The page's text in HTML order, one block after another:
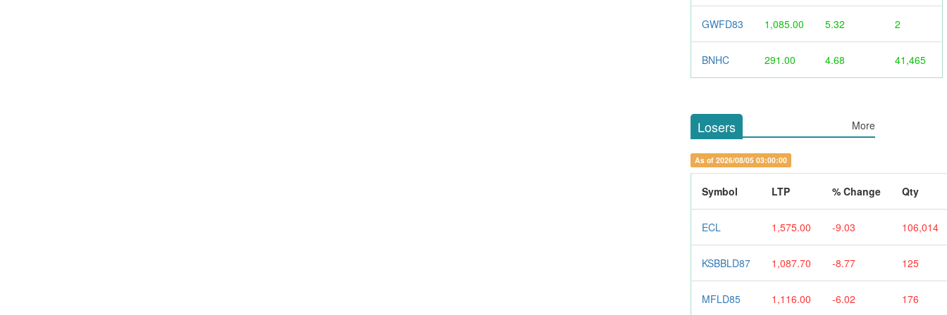
GWFD83 1,085.00 5.32 2
BNHC 291.00 4.68 41,465
Losers More
As of 2026/08/05 03:00:00
Symbol LTP % Change Qty
ECL 1,575.00 -9.03 106,014
KSBBLD87 1,087.70 -8.77 125
MFLD85 1,116.00 -6.02 176